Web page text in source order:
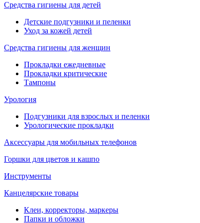
Средства гигиены для детей
Детские подгузники и пеленки
Уход за кожей детей
Средства гигиены для женщин
Прокладки ежедневные
Прокладки критические
Тампоны
Урология
Подгузники для взрослых и пеленки
Урологические прокладки
Аксессуары для мобильных телефонов
Горшки для цветов и кашпо
Инструменты
Канцелярские товары
Клеи, корректоры, маркеры
Папки и обложки